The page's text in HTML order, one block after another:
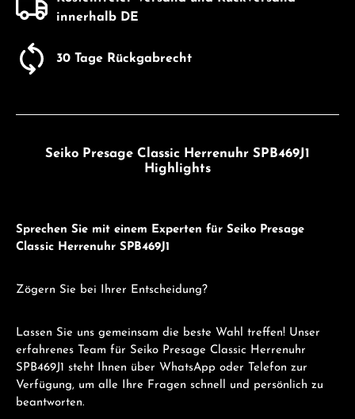
innerhalb DE
30 Tage Rückgabrecht
Seiko Presage Classic Herrenuhr SPB469J1
Highlights
Sprechen Sie mit einem Experten für Seiko Presage
Classic Herrenuhr SPB469J1
Zögern Sie bei Ihrer Entscheidung?
Lassen Sie uns gemeinsam die beste Wahl treffen! Unser
erfahrenes Team für Seiko Presage Classic Herrenuhr
SPB469J1 steht Ihnen über WhatsApp oder Telefon zur
Verfügung, um alle Ihre Fragen schnell und persönlich zu
beantworten.